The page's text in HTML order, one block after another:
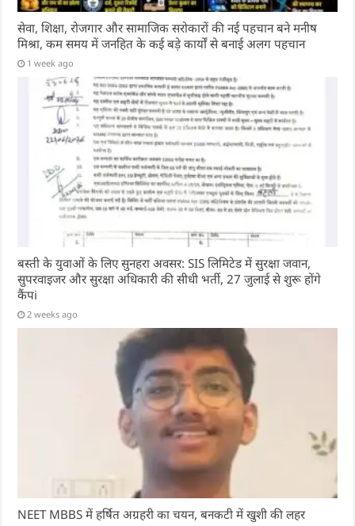
सेवा, शिक्षा, रोजगार और सामाजिक सरोकारों की नई पहचान बने मनीष
मिश्रा, कम समय में जनहित के कई बड़े कार्यों से बनाई अलग पहचान
1 week ago
बस्ती के युवाओं के लिए सुनहरा अवसर: SIS लिमिटेड में सुरक्षा जवान,
सुपरवाइजर और सुरक्षा अधिकारी की सीधी भर्ती, 27 जुलाई से शुरू होंगे
कैंपi
2 weeks ago
NEET MBBS में हर्षित अग्रहरी का चयन, बनकटी में खुशी की लहर